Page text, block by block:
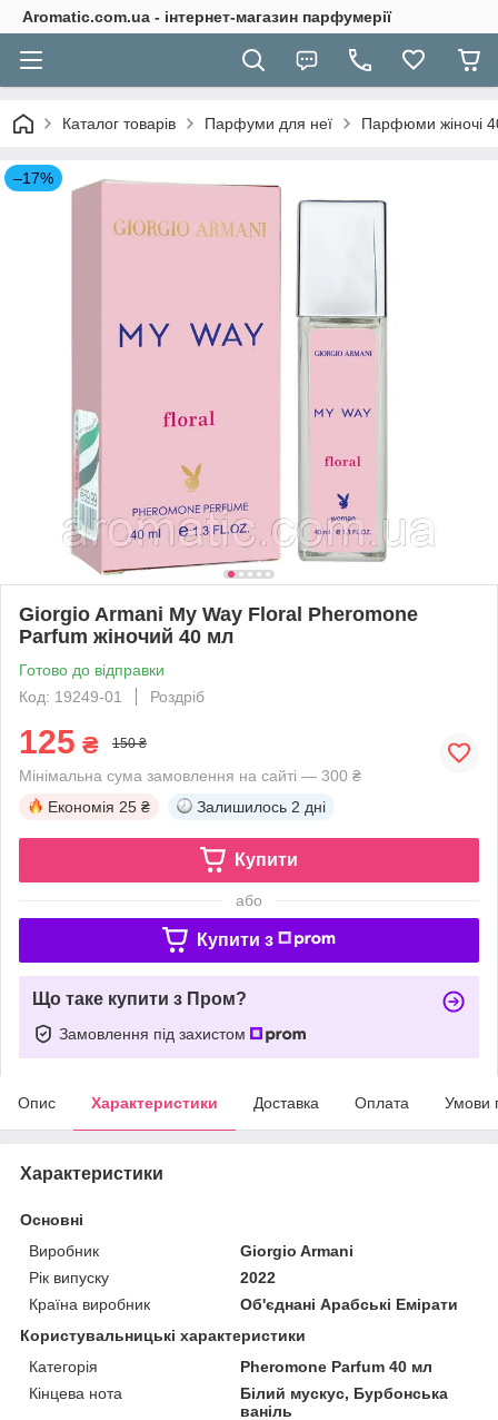
Aromatic.com.ua - інтернет-магазин парфумерії
Каталог товарів Парфуми для неї Парфюми жіночі
–17%
Giorgio Armani My Way Floral Pheromone
Parfum жіночий 40 мл
Готово до відправки
Код: 19249-01
Роздріб
125 ₴ 150 ₴
Мінімальна сума замовлення на сайті — 300 ₴
Економія 25 ₴ Залишилось 2 дні
Купити
або
Купити з
Що таке купити з Пром?
Замовлення під захистом
Опис Характеристики Доставка Оплата Умови
Характеристики
Основні
Виробник
Giorgio Armani
Рік випуску
2022
Країна виробник
Об'єднані Арабські Емірати
Користувальницькі характеристики
Категорія
Pheromone Parfum 40 мл
Кінцева нота
Білий мускус, Бурбонська
ваніль